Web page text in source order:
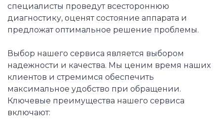
специалисты проведут всестороннюю
диагностику, оценят состояние аппарата и
предложат оптимальное решение проблемы.
Выбор нашего сервиса является выбором
надежности и качества. Мы ценим время наших
клиентов и стремимся обеспечить
максимальное удобство при обращении.
Ключевые преимущества нашего сервиса
включают: